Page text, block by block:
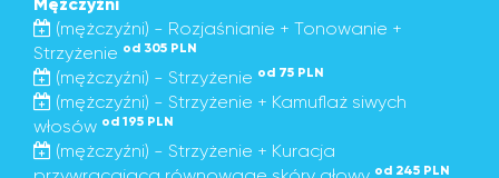
(mężczyźni) - Rozjaśnianie + Tonowanie +
Strzyżenie od 305 PLN
(mężczyźni) - Strzyżenie od 75 PLN
(mężczyźni) - Strzyżenie + Kamuflaż siwych
włosów od 195 PLN
(mężczyźni) - Strzyżenie + Kuracja
od 245 PLN